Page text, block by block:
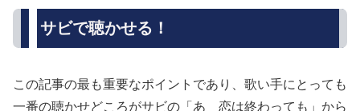
サビで聴かせる！
この記事の最も重要なポイントであり、歌い手にとっても
一番の聴かせどころがサビの「あゝ恋は終わっても」から